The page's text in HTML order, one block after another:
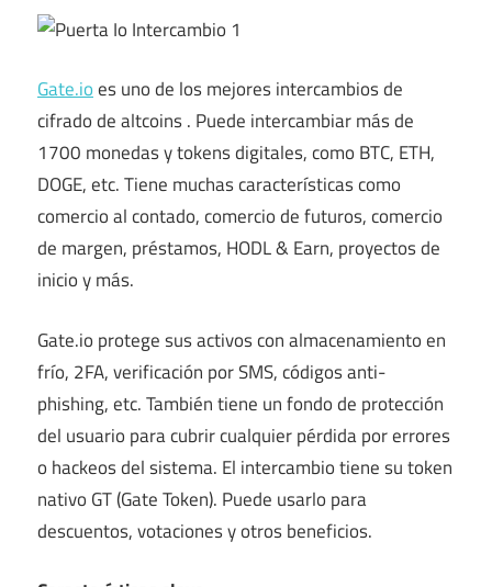
Gate.ioes uno de losmejores intercambios de
cifrado de altcoins. Puede intercambiar más de
1700 monedas y tokens digitales, como BTC, ETH,
DOGE, etc. Tiene muchas características como
comercio al contado, comercio de futuros, comercio
de margen, préstamos, HODL & Earn, proyectos de
inicio y más.
Gate.io protege sus activos con almacenamiento en
frío, 2FA, verificación por SMS, códigos anti-
phishing, etc. También tiene un fondo de protección
del usuario para cubrir cualquier pérdida por errores
o hackeos del sistema. El intercambio tiene su token
nativo GT (Gate Token). Puede usarlo para
descuentos, votaciones y otros beneficios.